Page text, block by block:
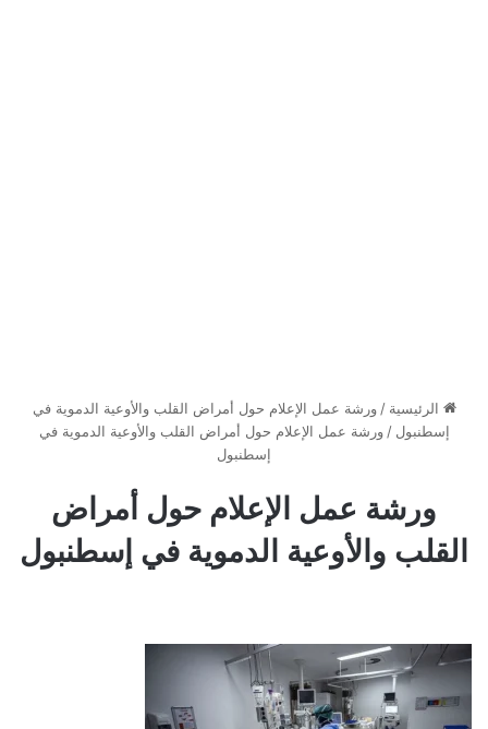
الرئيسية / ورشة عمل الإعلام حول أمراض القلب والأوعية الدموية في
إسطنبول / ورشة عمل الإعلام حول أمراض القلب والأوعية الدموية في
إسطنبول
ورشة عمل الإعلام حول أمراض
القلب والأوعية الدموية في إسطنبول